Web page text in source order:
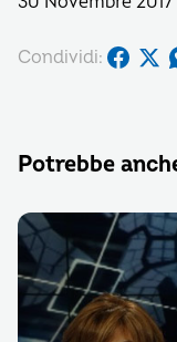
Condividi:
Potrebbe